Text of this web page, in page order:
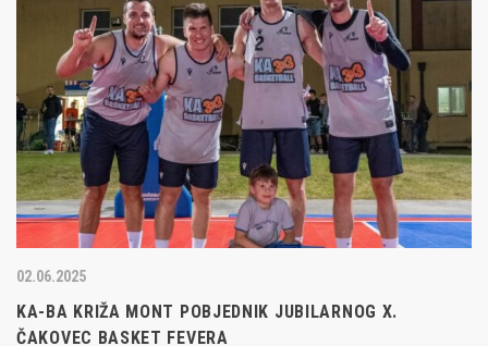
02.06.2025
KA-BA KRIŽA MONT POBJEDNIK JUBILARNOG X.
ČAKOVEC BASKET FEVERA